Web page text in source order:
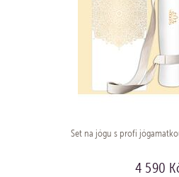
Set na jógu s profi
4 590